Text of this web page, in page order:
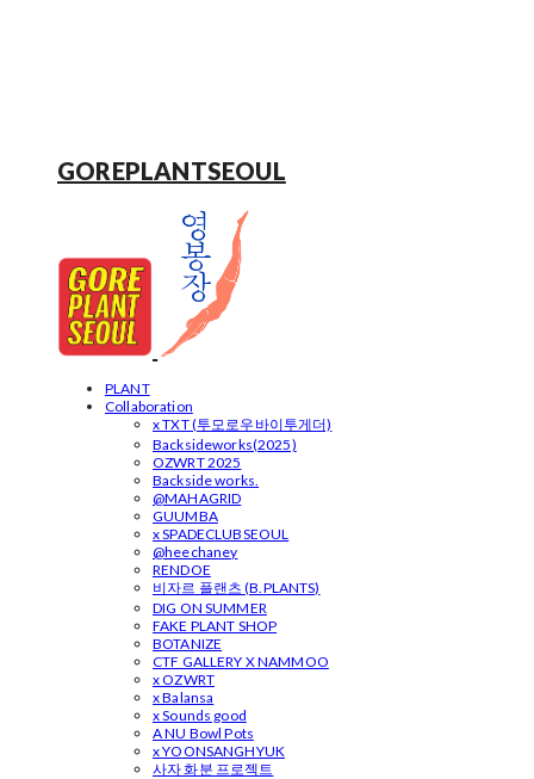
GOREPLANTSEOUL
PLANT
Collaboration
x TXT (투모로우바이투게더)
Backsideworks(2025)
OZWRT 2025
Backside works.
@MAHAGRID
GUUMBA
x SPADECLUBSEOUL
@heechaney
RENDOE
비자르 플랜츠 (B.PLANTS)
DIG ON SUMMER
FAKE PLANT SHOP
BOTANIZE
CTF GALLERY X NAMMOO
x OZWRT
x Balansa
x Sounds good
A NU Bowl Pots
x YOONSANGHYUK
사자 화분 프로젝트